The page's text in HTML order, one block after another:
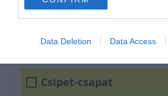
Data Deletion Data Access
Csipet-csapat